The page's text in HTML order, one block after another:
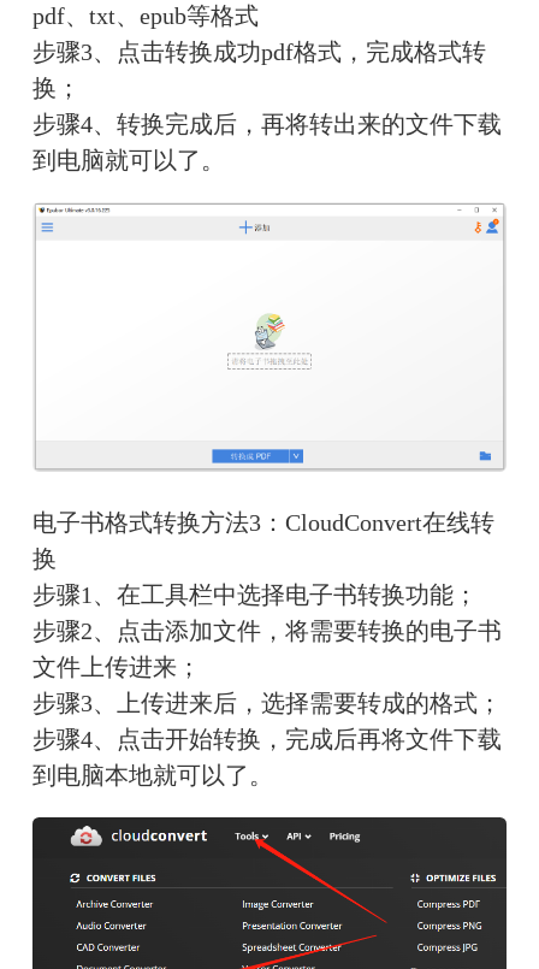
pdf、txt、epub等格式
步骤3、点击转换成功pdf格式，完成格式转
换；
步骤4、转换完成后，再将转出来的文件下载
到电脑就可以了。
电子书格式转换方法3：CloudConvert在线转
换
步骤1、在工具栏中选择电子书转换功能；
步骤2、点击添加文件，将需要转换的电子书
文件上传进来；
步骤3、上传进来后，选择需要转成的格式；
步骤4、点击开始转换，完成后再将文件下载
到电脑本地就可以了。